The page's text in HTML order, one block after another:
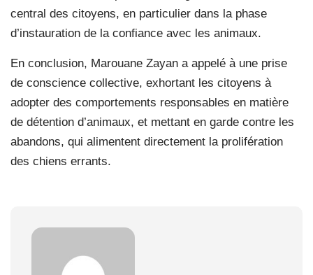
central des citoyens, en particulier dans la phase
d’instauration de la confiance avec les animaux.
En conclusion, Marouane Zayan a appelé à une prise
de conscience collective, exhortant les citoyens à
adopter des comportements responsables en matière
de détention d’animaux, et mettant en garde contre les
abandons, qui alimentent directement la prolifération
des chiens errants.